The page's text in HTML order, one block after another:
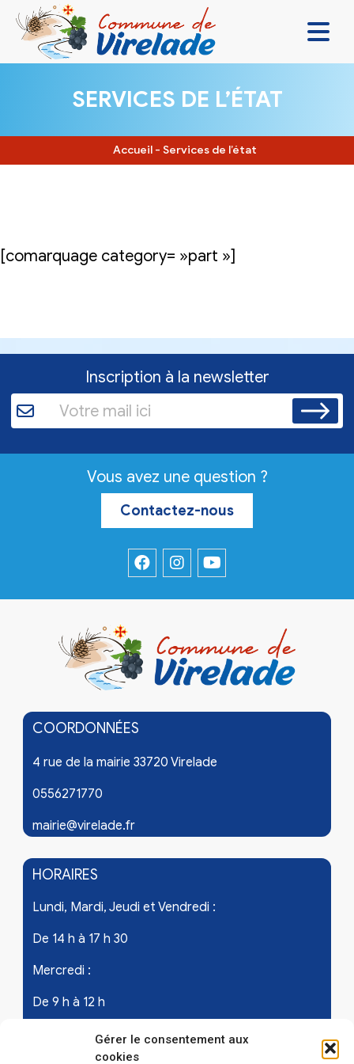
Gérer le consentement aux
cookies
VIVRE ENSEMBLE
SE DIVERTIR
SERVICES DE L’ÉTAT
Accueil - Services de l’état
[comarquage category= »part »]
Inscription à la newsletter
Vous avez une question ?
Contactez-nous
COORDONNÉES
4 rue de la mairie 33720 Virelade
0556271770
mairie@virelade.fr
HORAIRES
Lundi, Mardi, Jeudi et Vendredi :
De 14 h à 17 h 30
Mercredi :
De 9 h à 12 h
Samedi - les 1er et 3ème de chaque mois :